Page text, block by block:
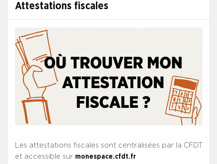
Attestations fiscales
Les attestations fiscales sont centralisées par la CFDT
et accessible sur monespace.cfdt.fr